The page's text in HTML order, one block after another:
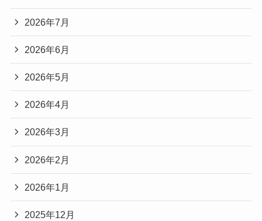
2026年7月
2026年6月
2026年5月
2026年4月
2026年3月
2026年2月
2026年1月
2025年12月